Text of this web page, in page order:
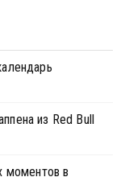
из Red Bull
моментов в